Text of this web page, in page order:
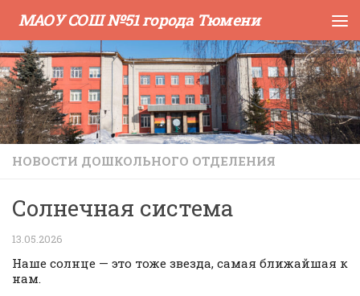
Skip to content
МАОУ СОШ №51 города Тюмени
НОВОСТИ ДОШКОЛЬНОГО ОТДЕЛЕНИЯ
Солнечная система
13.05.2026
Наше солнце — это тоже звезда, самая ближайшая к
нам.